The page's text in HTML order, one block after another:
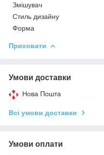
Змішувач
Стиль дизайну
Форма
Приховати
Умови доставки
Нова Пошта
Всі умови доставки
Умови оплати